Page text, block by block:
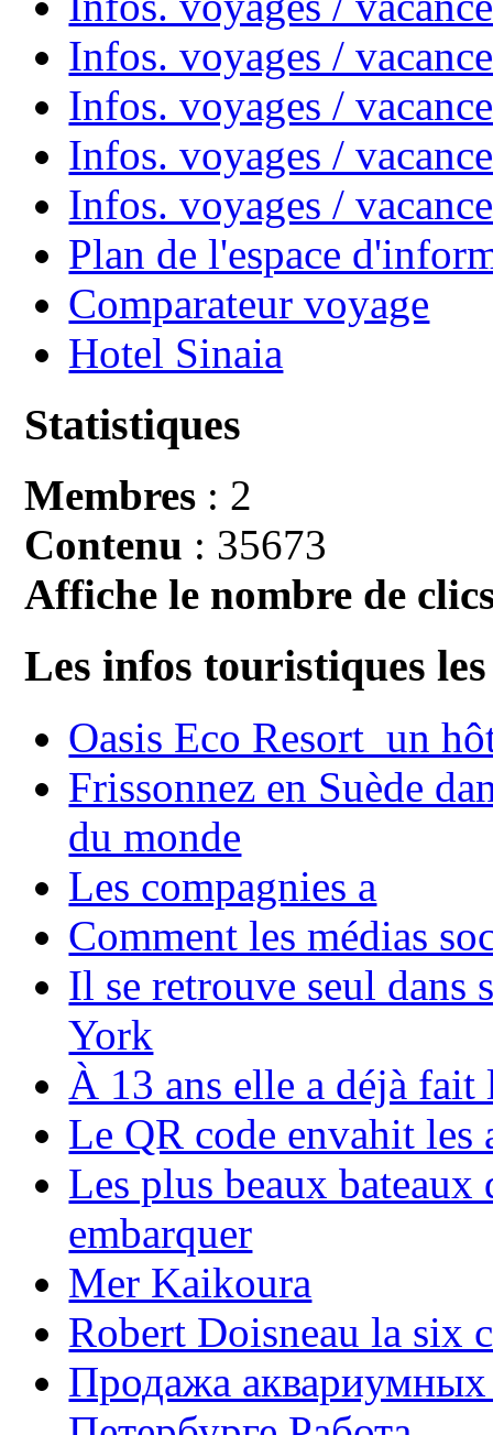
Infos. voyages /
Infos. voyages /
Infos. voyages /
Infos. voyages /
Plan de l'espace
Comparateur voyage
Hotel Sinaia
Statistiques
Membres : 2
Contenu : 35673
Affiche le nombre de
Les infos touristiques
Oasis Eco Resort un
Frissonnez en Suède
du monde
Les compagnies a
Comment les médias
Il se retrouve seul dans
York
À 13 ans elle a déjà
Le QR code envahit les
Les plus beaux bateaux
embarquer
Mer Kaikoura
Robert Doisneau la six
Продажа аквариумных